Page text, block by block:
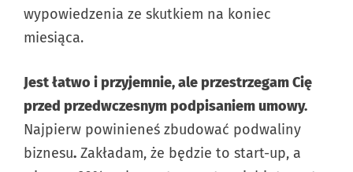
wypowiedzenia ze skutkiem na koniec
miesiąca.
Jest łatwo i przyjemnie, ale przestrzegam Cię
przed przedwczesnym podpisaniem umowy.
Najpierw powinieneś zbudować podwaliny
biznesu. Zakładam, że będzie to start-up, a